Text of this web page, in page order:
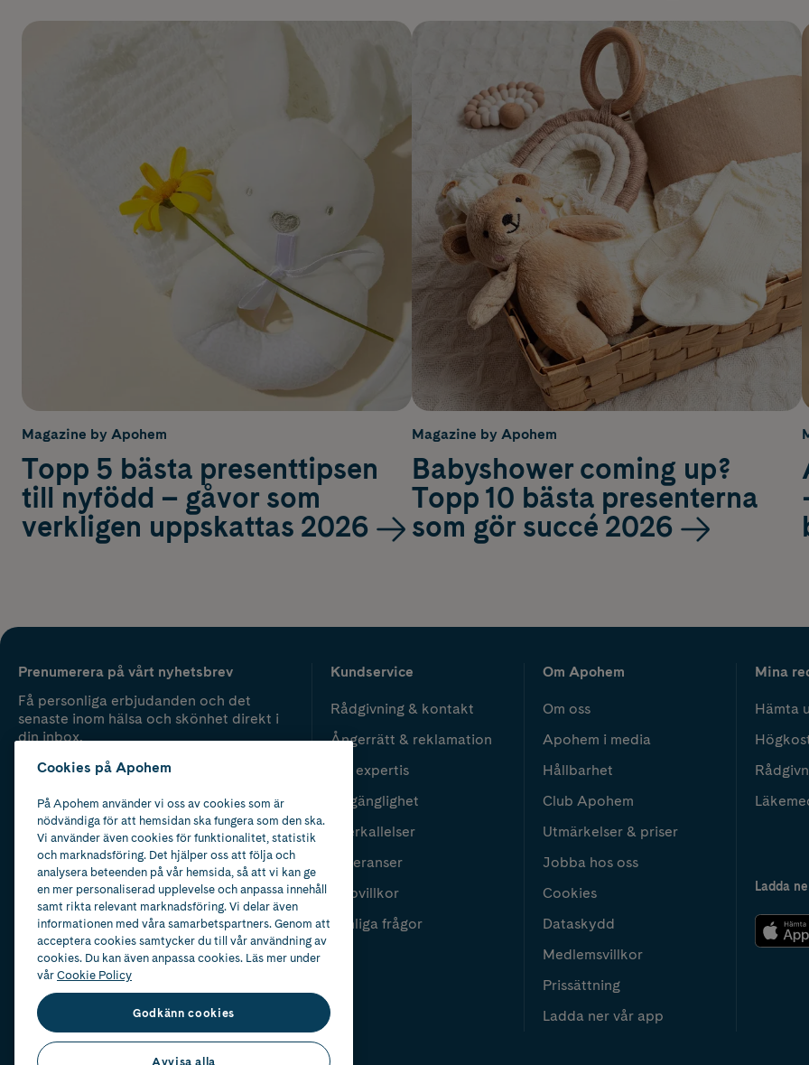
Magazine by Apohem
Topp 5 bästa presenttipsen
till nyfödd – gåvor som
verkligen uppskattas 2026
Magazine by Apohem
Babyshower coming up?
Topp 10 bästa presenterna
som gör succé 2026
Prenumerera på vårt nyhetsbrev
Få personliga erbjudanden och det
senaste inom hälsa och skönhet direkt i
din inbox.
Kundservice
Rådgivning & kontakt
Ångerrätt & reklamation
Vår expertis
Tillgänglighet
Återkallelser
Leveranser
Köpvillkor
Vanliga frågor
Om Apohem
Om oss
Apohem i media
Hållbarhet
Club Apohem
Utmärkelser & priser
Jobba hos oss
Cookies
Dataskydd
Medlemsvillkor
Prissättning
Ladda ner vår app
Mina
Hämta
Ladda
Cookies på Apohem
På Apohem använder vi oss av cookies som är
nödvändiga för att hemsidan ska fungera som den ska.
Vi använder även cookies för funktionalitet, statistik
och marknadsföring. Det hjälper oss att följa och
analysera beteenden på vår hemsida, så att vi kan ge
en mer personaliserad upplevelse och anpassa innehåll
samt rikta relevant marknadsföring. Vi delar även
informationen med våra samarbetspartners. Genom att
acceptera cookies samtycker du till vår användning av
cookies. Du kan även anpassa cookies. Läs mer under
vårCookie Policy
Godkänn cookies
Avvisa alla